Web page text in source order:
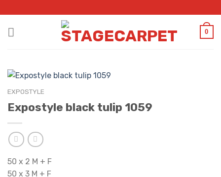
to
content
0
EXPOSTYLE
Expostyle black tulip 1059
50 x 2 M + F
50 x 3 M + F